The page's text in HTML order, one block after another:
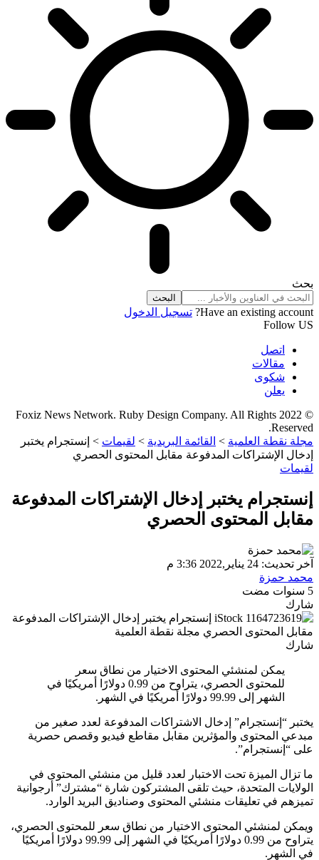
بحث
Have an existing account?
تسجيل الدخول
Follow US
اتصل
مقالات
شكوى
يعلن
© 2022 Foxiz News Network. Ruby Design Company. All Rights
Reserved.
مجلة نقطة العلمية > القائمة البريدية > لقيمات > إنستجرام يختبر
إدخال الإشتراكات المدفوعة مقابل المحتوى الحصري
لقيمات
إنستجرام يختبر إدخال الإشتراكات المدفوعة
مقابل المحتوى الحصري
آخر تحديث: 24 يناير,2022 3:36 م
محمد حمزة
5 سنوات مضت
شارك
شارك
يمكن لمنشئي المحتوى الاختيار من نطاق سعر
للمحتوى الحصري، يتراوح من 0.99 دولارًا أمريكيًا في
الشهر إلى 99.99 دولارًا أمريكيًا في الشهر.
يختبر “إنستجرام” إدخال الاشتراكات المدفوعة لعدد صغير من
مبدعي المحتوى والمؤثرين مقابل مقاطع فيديو وقصص حصرية
على “إنستجرام”.
ما تزال الميزة تحت الاختبار لعدد قليل من منشئي المحتوى في
الولايات المتحدة، حيث تلقى المشتركون شارة “مشترك” أرجوانية
تميزهم في تعليقات منشئي المحتوى وصناديق البريد الوارد.
ويمكن لمنشئي المحتوى الاختيار من نطاق سعر للمحتوى الحصري،
يتراوح من 0.99 دولارًا أمريكيًا في الشهر إلى 99.99 دولارًا أمريكيًا
في الشهر.